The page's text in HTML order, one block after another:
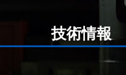
技術情報